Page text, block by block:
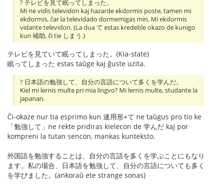
? テレビを見て眠ってしまった。
Mi ne vidis televidon kaj hazarde ekdormis poste, tamen mi
ekdormis, ĉar la televidado dormemigas min. Mi ekdormis
vidante televidon. (La dua て estas kredeble okazo de kunigo
kun 補助, ĉi tie しまう.)
テレビを見ていて眠ってしまった。(Kia-state)
眠ってしまった estas taŭge kaj ĝuste uzita.
? 日本語の勉強して、自分の言語について多くを学んだ。
Kiel mi lernis multe pri mia lingvo? Mi lernis multe, studante la
japanan.
Ĉi-okaze nur tia esprimo kun 連用形+て ne taŭgus pro tio ke
「勉強して」ne rekte pridiras kielecon de 学んだ kaj por
kompreni la tutan sencon, mankas kunteksto.
外国語を勉強することは、自分の言語を多くを学ぶことにもなり
ます。私の場合、日本語を勉強して、自分の言語についても多く
を学びました。(ankoraŭ ete strange sonas)